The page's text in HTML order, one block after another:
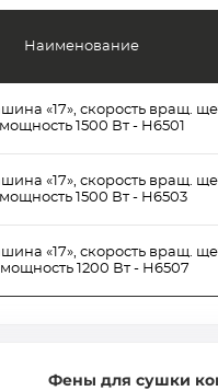
Наименование
«17», скорость вращ.
1500 Вт - H6501
«17», скорость вращ.
1500 Вт - H6503
«17», скорость вращ.
1200 Вт - H6507
Фены для сушки